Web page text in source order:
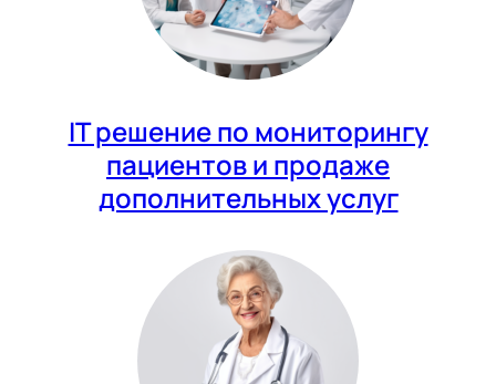
IT решение по мониторингу
пациентов и продаже
дополнительных услуг